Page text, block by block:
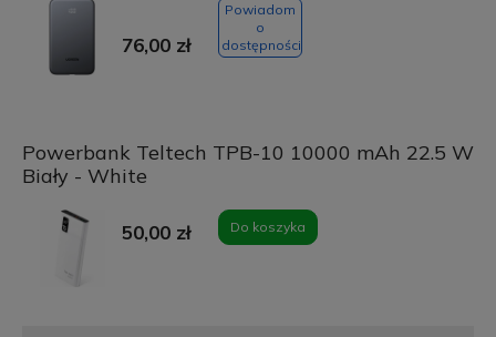
76,00 zł
Powiadom
o
dostępności
Powerbank Teltech TPB-10 10000 mAh 22.5 W
Biały - White
50,00 zł Do koszyka